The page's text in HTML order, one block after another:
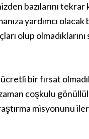
bazılarını
yardımcı olacak
olup
bir fırsat
coşkulu
misyonunu